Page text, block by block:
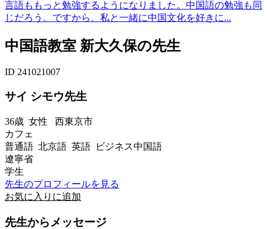
言語ももっと勉強するようになりました。中国語の勉強も同
じだろう。ですから、私と一緒に中国文化を好きに...
中国語教室 新大久保の先生
ID 241021007
サイ シモウ先生
36歳 女性 西東京市
カフェ
普通語 北京語 英語 ビジネス中国語
遼寧省
学生
先生のプロフィールを見る
お気に入りに追加
先生からメッセージ